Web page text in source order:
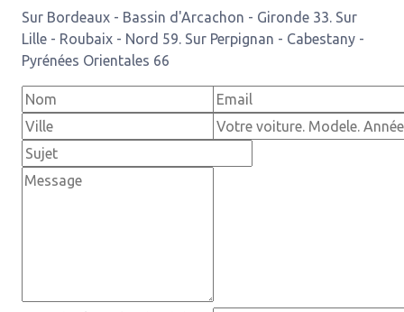
Sur Bordeaux - Bassin d'Arcachon - Gironde 33. Sur
Lille - Roubaix - Nord 59. Sur Perpignan - Cabestany -
Pyrénées Orientales 66